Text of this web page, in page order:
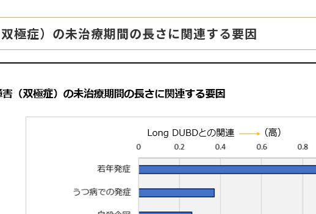
極症）の未治療期間の長さに関連する要因